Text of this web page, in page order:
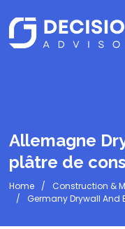
Allemagne
plâtre de
Home
Construction &
Germany Drywall And